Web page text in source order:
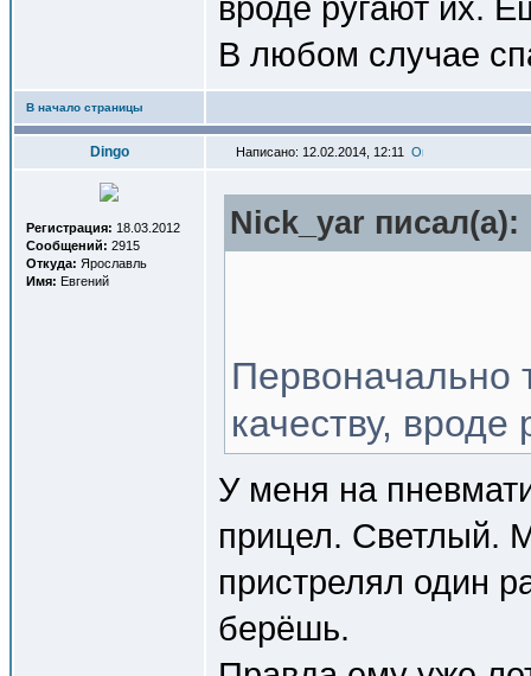
В любом случае
В начало страницы
Dingo Написано: 12.02.2014, 12:11
Регистрация: 18.03.2012
Сообщений: 2915
Откуда: Ярославль
Имя: Евгений
Nick_yar писал(a):
Первоначально
качеству, вроде
У меня на
прицел. Светлый.
пристрелял один
берёшь.